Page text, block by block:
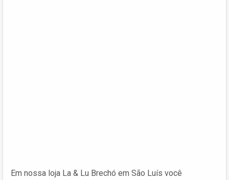
Em nossa loja La & Lu Brechó em São Luís você